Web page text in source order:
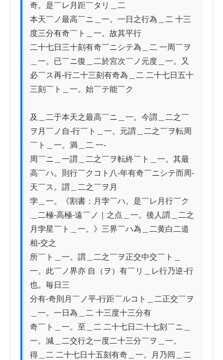
奇。是￣レ月距￣タリ＿二
本天￣ノ最高￣ニ＿一。一日之行為＿二 十三
度三分有奇￣ト＿一。故其平行
二十七日三十刻有奇￣ニシテ為＿二 一周￣ヲ
＿一。已￣ニ復＿二於宮次￣ノ元度＿一。又
必￣ス再-行二十三刻有奇為＿二 二十七日五十
三刻￣ト＿一。始￣テ能￣ク
及＿二于本天之最高￣ニ＿一。今謂＿二之￣
ヲ月￣ノ自-行￣ト＿一。元謂＿二之￣ヲ転周
￣ト＿一。満＿二 一-
周￣ニ＿一謂＿二之￣ヲ転終￣ト＿一。其最
高￣ハ。則行￣クコト八-年有奇￣ニシテ而周-
天￣ス。謂＿二之￣ヲ月
孛＿一。《割書：月孛￣ハ。是￣レ月行￣ク
＿二極-高極-遠￣ノ｜之点＿一。後人謂＿二之
月孛星￣ト＿一。》三界￣ハ為＿二黄白二道
相-交之
所￣ト＿一。謂＿二之￣ヲ正交中交￣ト＿
一。此￣ノ界亦 自（ヲ）有￣リ＿レ行乃逆-行
也。毎日三
分有-奇則月￣ノ平-行距￣ルコト＿二正交￣ヲ
＿一。一日為＿二 十三度十三分有
奇￣ト＿一。至＿二 二十七日二十七刻￣ニ＿
一。減＿二交行之一度二十三分￣ヲ＿一。
得＿二 二十七日十五刻有奇＿一。月乃囘＿二